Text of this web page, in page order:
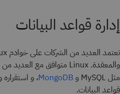
إدارة قواعد البيانات
مثل MySQL و
MongoDB، و استقراره
قواعد البيانات.